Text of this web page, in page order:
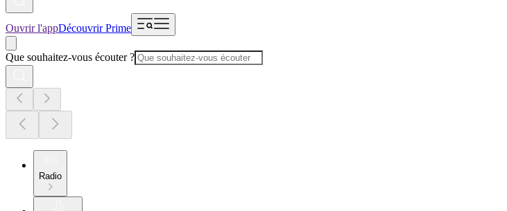
Ouvrir l'appDécouvrir Prime
Que souhaitez-vous écouter ?
Radio